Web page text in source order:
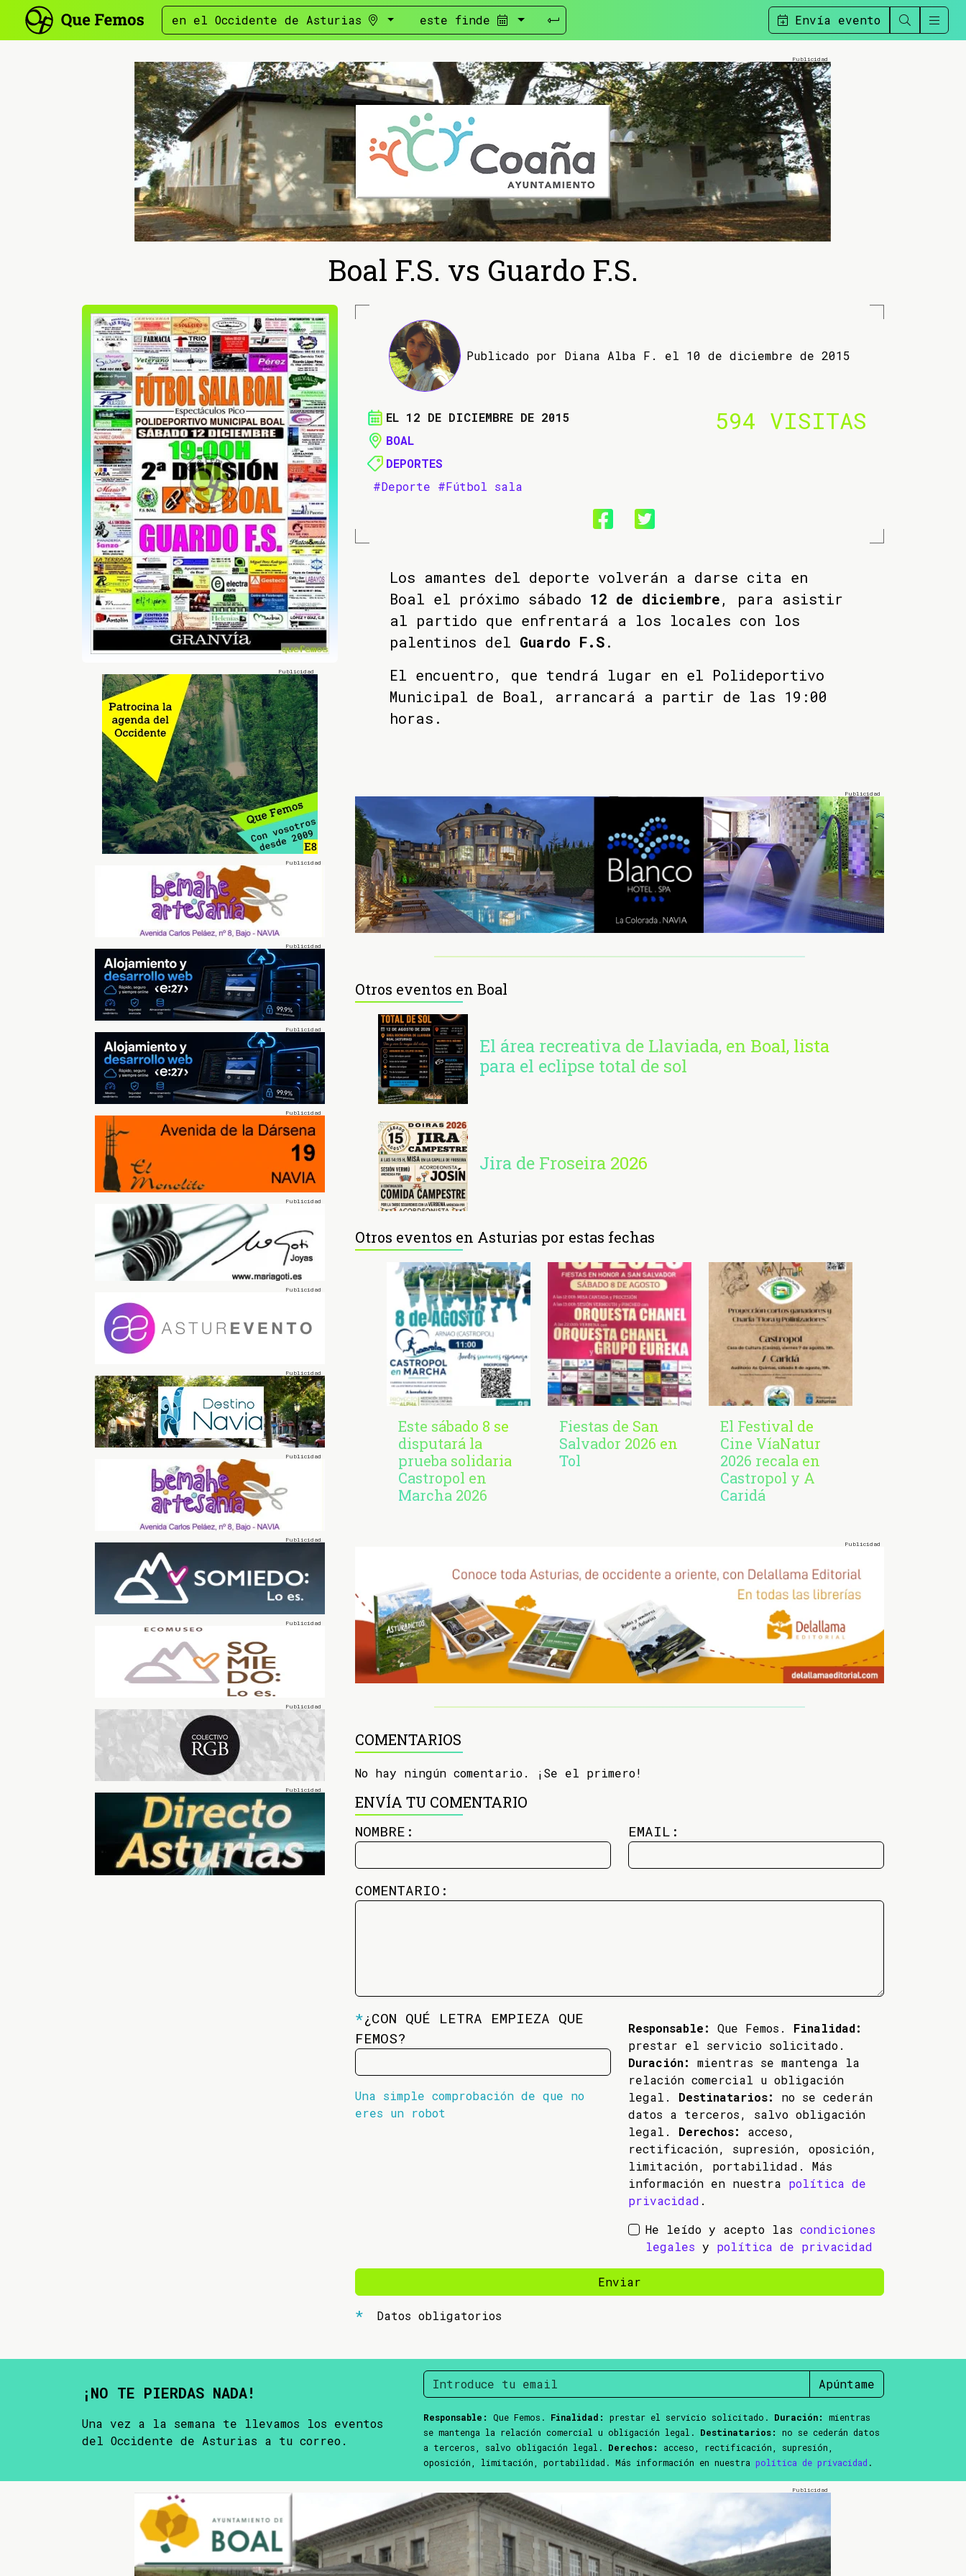
en el Occidente de Asturias este finde Envía evento
Boal F.S. vs Guardo F.S.
Publicado por Diana Alba F. el 10 de diciembre de 2015
EL 12 DE DICIEMBRE DE 2015
BOAL
DEPORTES
#Deporte #Fútbol sala
594 VISITAS
Los amantes del deporte volverán a darse cita en
Boal el próximo sábado 12 de diciembre, para asistir
al partido que enfrentará a los locales con los
palentinos del Guardo F.S.
El encuentro, que tendrá lugar en el Polideportivo
Municipal de Boal, arrancará a partir de las 19:00
horas.
Otros eventos en Boal
El área recreativa de Llaviada, en Boal, lista
para el eclipse total de sol
Jira de Froseira 2026
Otros eventos en Asturias por estas fechas
Este sábado 8 se
disputará la
prueba solidaria
Castropol en
Marcha 2026
Fiestas de San
Salvador 2026 en
Tol
El Festival de
Cine VíaNatur
2026 recala en
Castropol y A
Caridá
COMENTARIOS
No hay ningún comentario. ¡Se el primero!
ENVÍA TU COMENTARIO
NOMBRE: EMAIL:
COMENTARIO:
*¿CON QUÉ LETRA EMPIEZA QUE
FEMOS?
Una simple comprobación de que no
eres un robot
Responsable: Que Femos. Finalidad:
prestar el servicio solicitado.
Duración:
mientras se mantenga la
relación comercial u obligación
legal. Destinatarios:
no se cederán
datos a terceros, salvo obligación
legal. Derechos:
acceso,
rectificación, supresión, oposición,
limitación, portabilidad. Más
información en nuestra política de
privacidad .
He leído y acepto las condiciones
legales y política de privacidad
Enviar
Datos obligatorios
¡NO TE PIERDAS NADA!
Una vez a la semana te llevamos los eventos
del Occidente de Asturias a tu correo.
Apúntame
Responsable: Que Femos. Finalidad: prestar el servicio solicitado. Duración:
mientras
se mantenga la relación comercial u obligación legal. Destinatarios:
no se cederán datos
a terceros, salvo obligación legal. Derechos:
acceso, rectificación, supresión,
oposición, limitación, portabilidad. Más información en nuestra política de privacidad .